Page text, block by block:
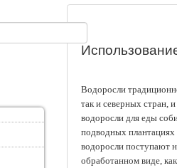
Водоросли
так и северных стран,
водоросли для еды
подводных
водоросли поступают
обработанном виде,